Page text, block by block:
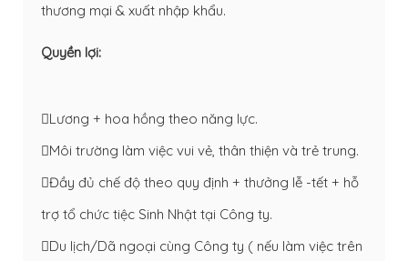
thương mại & xuất nhập khẩu.
Quyền lợi:
Lương + hoa hồng theo năng lực.
Môi trường làm việc vui vẻ, thân thiện và trẻ trung.
Đầy đủ chế độ theo quy định + thưởng lễ -tết + hỗ
trợ tổ chức tiệc Sinh Nhật tại Công ty.
Du lịch/Dã ngoại cùng Công ty ( nếu làm việc trên